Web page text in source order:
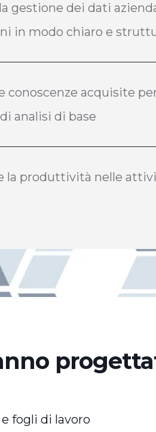
gestione dei dati
in modo chiaro e
conoscenze acquisite
analisi di base
la produttività nelle
fogli di lavoro